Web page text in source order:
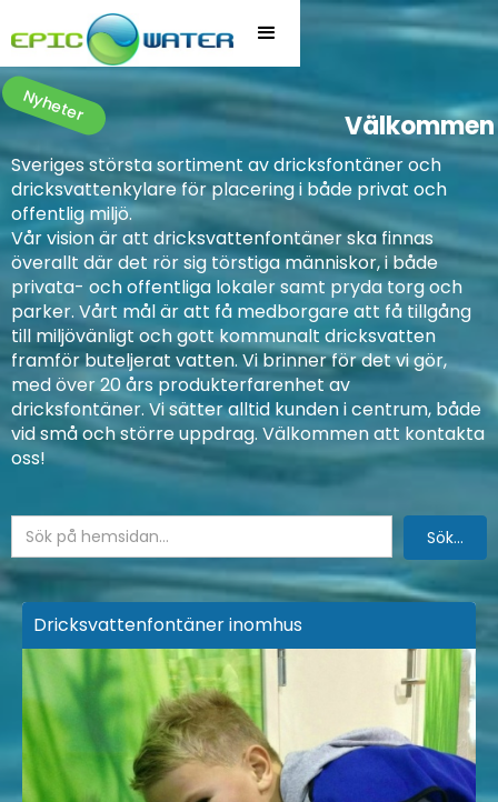
Nyheter
Sveriges största sortiment av dricksfontäner och
dricksvattenkylare för placering i både privat och
offentlig miljö.
Vår vision är att dricksvattenfontäner ska finnas
överallt där det rör sig törstiga människor, i både
privata- och offentliga lokaler samt pryda torg och
parker. Vårt mål är att få medborgare att få tillgång
till miljövänligt och gott kommunalt dricksvatten
framför buteljerat vatten. Vi brinner för det vi gör,
med över 20 års produkterfarenhet av
dricksfontäner. Vi sätter alltid kunden i centrum, både
vid små och större uppdrag. Välkommen att kontakta
oss!
Dricksvattenfontäner inomhus